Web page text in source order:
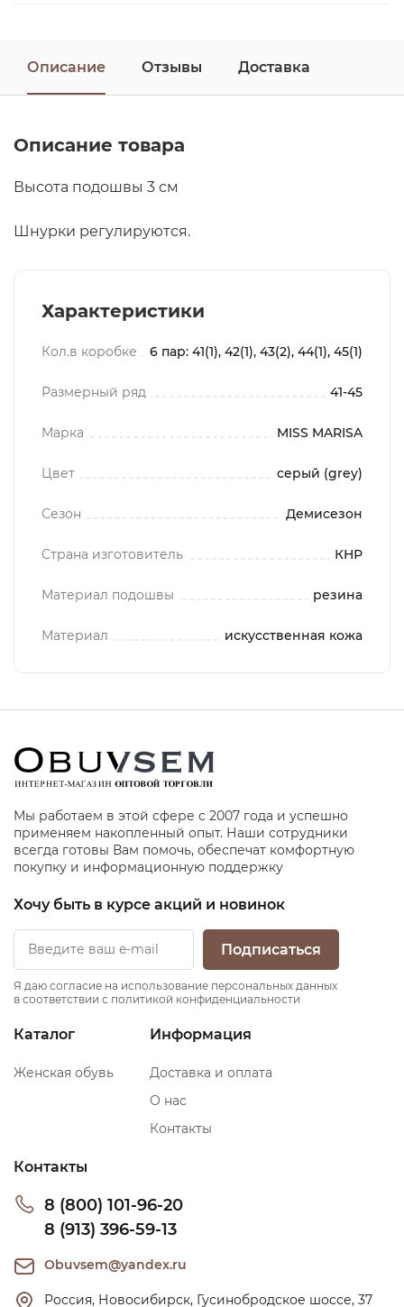
Описание Отзывы Доставка
Описание товара
Высота подошвы 3 см
Шнурки регулируются.
Характеристики
Кол.в коробке 6 пар: 41(1), 42(1), 43(2), 44(1), 45(1)
Размерный ряд 41-45
Марка MISS MARISA
Цвет серый (grey)
Сезон Демисезон
Страна изготовитель КНР
Материал подошвы резина
Материал искусственная кожа
Мы работаем в этой сфере с 2007 года и успешно
применяем накопленный опыт. Наши сотрудники
всегда готовы Вам помочь, обеспечат комфортную
покупку и информационную поддержку
Хочу быть в курсе акций и новинок
Подписаться
Я даю согласие на использование персональных данных
в соответствии с политикой конфиденциальности
Каталог
Женская обувь
Информация
Доставка и оплата
О нас
Контакты
Контакты
8 (800) 101-96-20
8 (913) 396-59-13
Obuvsem@yandex.ru
Россия, Новосибирск, Гусинобродское шоссе, 37